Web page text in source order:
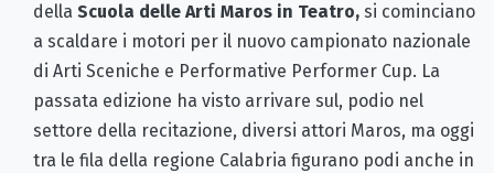
della Scuola delle Arti Maros in Teatro, si cominciano
a scaldare i motori per il nuovo campionato nazionale
di Arti Sceniche e Performative Performer Cup. La
passata edizione ha visto arrivare sul, podio nel
settore della recitazione, diversi attori Maros, ma oggi
tra le fila della regione Calabria figurano podi anche in